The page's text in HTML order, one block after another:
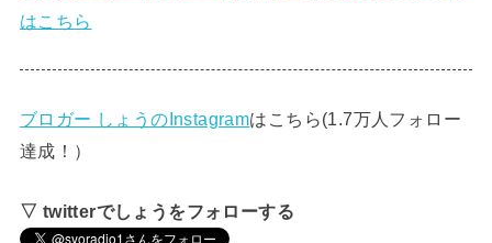
はこちら
ブロガー しょうのInstagramはこちら(1.7万人フォロー
達成！）
▽ twitterでしょうをフォローする